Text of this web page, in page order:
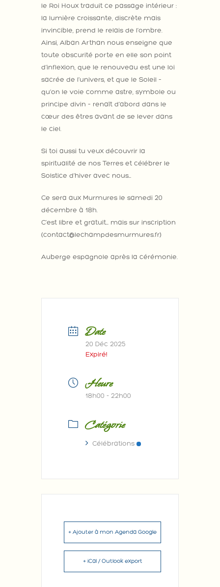
le Roi Houx traduit ce passage intérieur :
la lumière croissante, discrète mais
invincible, prend le relais de l’ombre.
Ainsi, Alban Arthan nous enseigne que
toute obscurité porte en elle son point
d’inflexion, que le renouveau est une loi
sacrée de l’univers, et que le Soleil –
qu’on le voie comme astre, symbole ou
principe divin – renaît d’abord dans le
cœur des êtres avant de se lever dans
le ciel.
Si toi aussi tu veux découvrir la
spiritualité de nos Terres et célébrer le
Solstice d’hiver avec nous…
Ce sera aux Murmures le samedi 20
décembre à 18h.
C’est libre et gratuit… mais sur inscription
(contact@lechampdesmurmures.fr)
Auberge espagnole après la cérémonie.
Date
20 Déc 2025
Expiré!
Heure
18h00 - 22h00
Catégorie
Célébrations
+ Ajouter à mon Agenda Google
+ iCal / Outlook export